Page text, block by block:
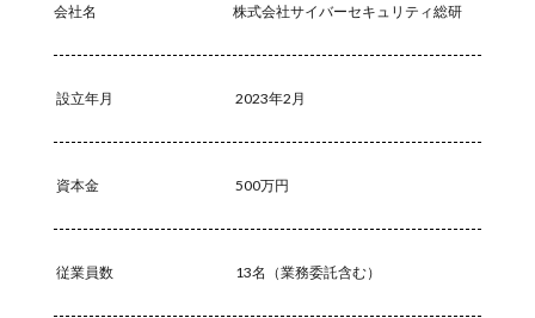
会社名 株式会社サイバーセキュリティ総研
設立年月 2023年2月
資本金 500万円
従業員数 13名（業務委託含む）